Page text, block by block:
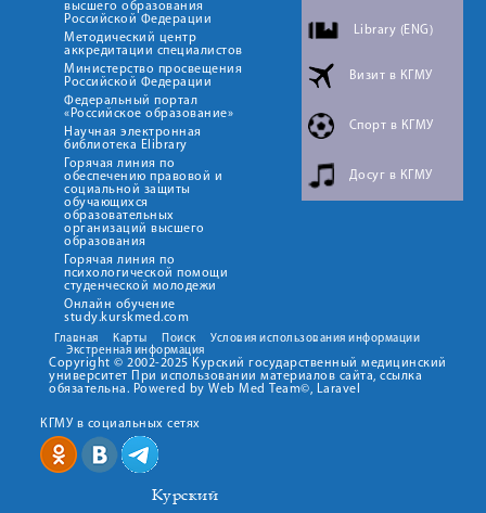
высшего образования
Российской Федерации
Методический центр
аккредитации специалистов
Министерство просвещения
Российской Федерации
Федеральный портал
«Российское образование»
Научная электронная
библиотека Elibrary
Горячая линия по
обеспечению правовой и
социальной защиты
обучающихся
образовательных
организаций высшего
образования
Горячая линия по
психологической помощи
студенческой молодежи
Онлайн обучение
study.kurskmed.com
Library (ENG)
Визит в КГМУ
Спорт в КГМУ
Досуг в КГМУ
Главная Карты Поиск
Условия использования информации
Экстренная информация
Copyright © 2002-2025 Курский государственный медицинский
университет При использовании материалов сайта, ссылка
обязательна. Powered by Web Med Team©, Laravel
КГМУ в социальных сетях
Курский